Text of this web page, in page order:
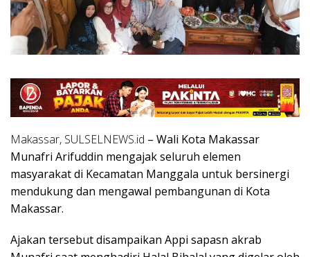
Makassar, SULSELNEWS.id – Wali Kota Makassar
Munafri Arifuddin mengajak seluruh elemen
masyarakat di Kecamatan Manggala untuk bersinergi
mendukung dan mengawal pembangunan di Kota
Makassar.
Ajakan tersebut disampaikan Appi sapasn akrab